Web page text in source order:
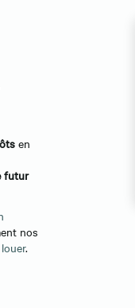
en
futur
nos
.